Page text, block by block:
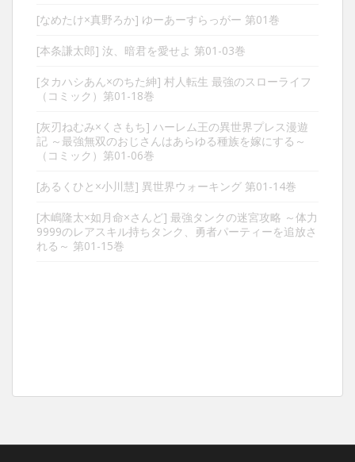
[なめたけ×真野ろか] ゆーあーすらっがー 第01巻
[本条謙太郎] 汝、暗君を愛せよ 第01-03巻
[タカハシあん×のちた紳] 村人転生 最強のスローライフ
（コミック）第01-18巻
[灰刃ねむみ×くさもち] ハーレム王の異世界プレス漫遊
記 ～最強無双のおじさんはあらゆる種族を嫁にする～
（コミック）第01-06巻
[あるくひと×小川慧] 異世界ウォーキング 第01-14巻
[木嶋隆太×如月命×さんど] 最強タンクの迷宮攻略 ～体力
9999のレアスキル持ちタンク、勇者パーティーを追放さ
れる～ 第01-15巻